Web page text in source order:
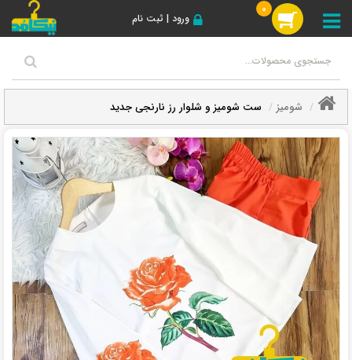
ورود | ثبت نام
0
شومیز ست شومیز و شلوار رز نارنجی جدید